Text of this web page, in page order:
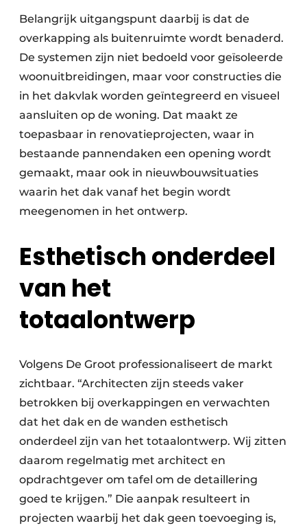
Belangrijk uitgangspunt daarbij is dat de
overkapping als buitenruimte wordt benaderd.
De systemen zijn niet bedoeld voor geïsoleerde
woonuitbreidingen, maar voor constructies die
in het dakvlak worden geïntegreerd en visueel
aansluiten op de woning. Dat maakt ze
toepasbaar in renovatieprojecten, waar in
bestaande pannendaken een opening wordt
gemaakt, maar ook in nieuwbouwsituaties
waarin het dak vanaf het begin wordt
meegenomen in het ontwerp.
Esthetisch onderdeel
van het
totaalontwerp
Volgens De Groot professionaliseert de markt
zichtbaar. “Architecten zijn steeds vaker
betrokken bij overkappingen en verwachten
dat het dak en de wanden esthetisch
onderdeel zijn van het totaalontwerp. Wij zitten
daarom regelmatig met architect en
opdrachtgever om tafel om de detaillering
goed te krijgen.” Die aanpak resulteert in
projecten waarbij het dak geen toevoeging is,